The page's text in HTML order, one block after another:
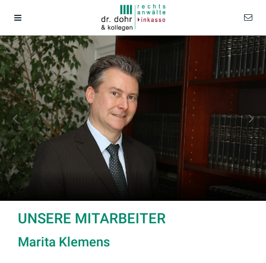
UNSERE MITARBEITER
Marita Klemens